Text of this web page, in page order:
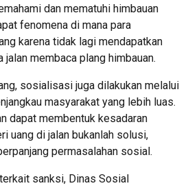
dan mematuhi himbauan
fenomena di mana para
karena tidak lagi mendapatkan
membaca plang himbauan.
sosialisasi juga dilakukan melalui
masyarakat yang lebih luas.
dapat membentuk kesadaran
uang di jalan bukanlah solusi,
permasalahan sosial.
sanksi, Dinas Sosial